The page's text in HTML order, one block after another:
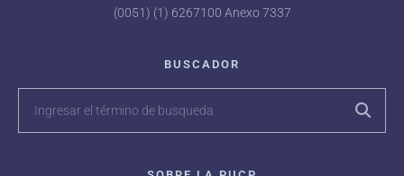
(0051) (1) 6267100 Anexo 7337
BUSCADOR